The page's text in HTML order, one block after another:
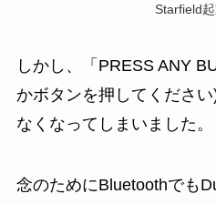
Starfield
しかし、「PRESS ANY
かボタンを押してくださ
なくなってしまいました。
念のためにBluetoothでも